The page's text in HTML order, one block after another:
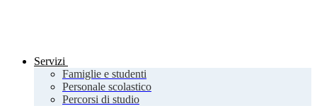
Servizi
Famiglie e studenti
Personale scolastico
Percorsi di studio